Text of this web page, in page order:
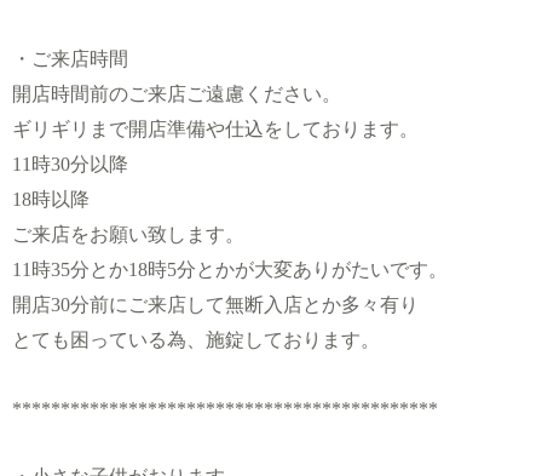
・ご来店時間
開店時間前のご来店ご遠慮ください。
ギリギリまで開店準備や仕込をしております。
11時30分以降
18時以降
ご来店をお願い致します。
11時35分とか18時5分とかが大変ありがたいです。
開店30分前にご来店して無断入店とか多々有り
とても困っている為、施錠しております。
********************************************